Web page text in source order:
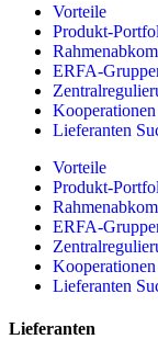
Vorteile
Produkt-
ERFA-
Kooperationen
Lieferanten
Vorteile
Produkt-
ERFA-
Kooperationen
Lieferanten
Lieferanten